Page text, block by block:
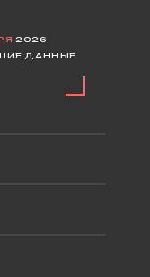
2026
ДАННЫЕ